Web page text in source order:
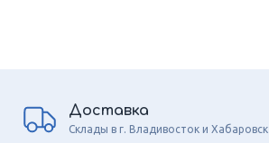
Доставка
Склады в г. Владивосток и Хабаровск